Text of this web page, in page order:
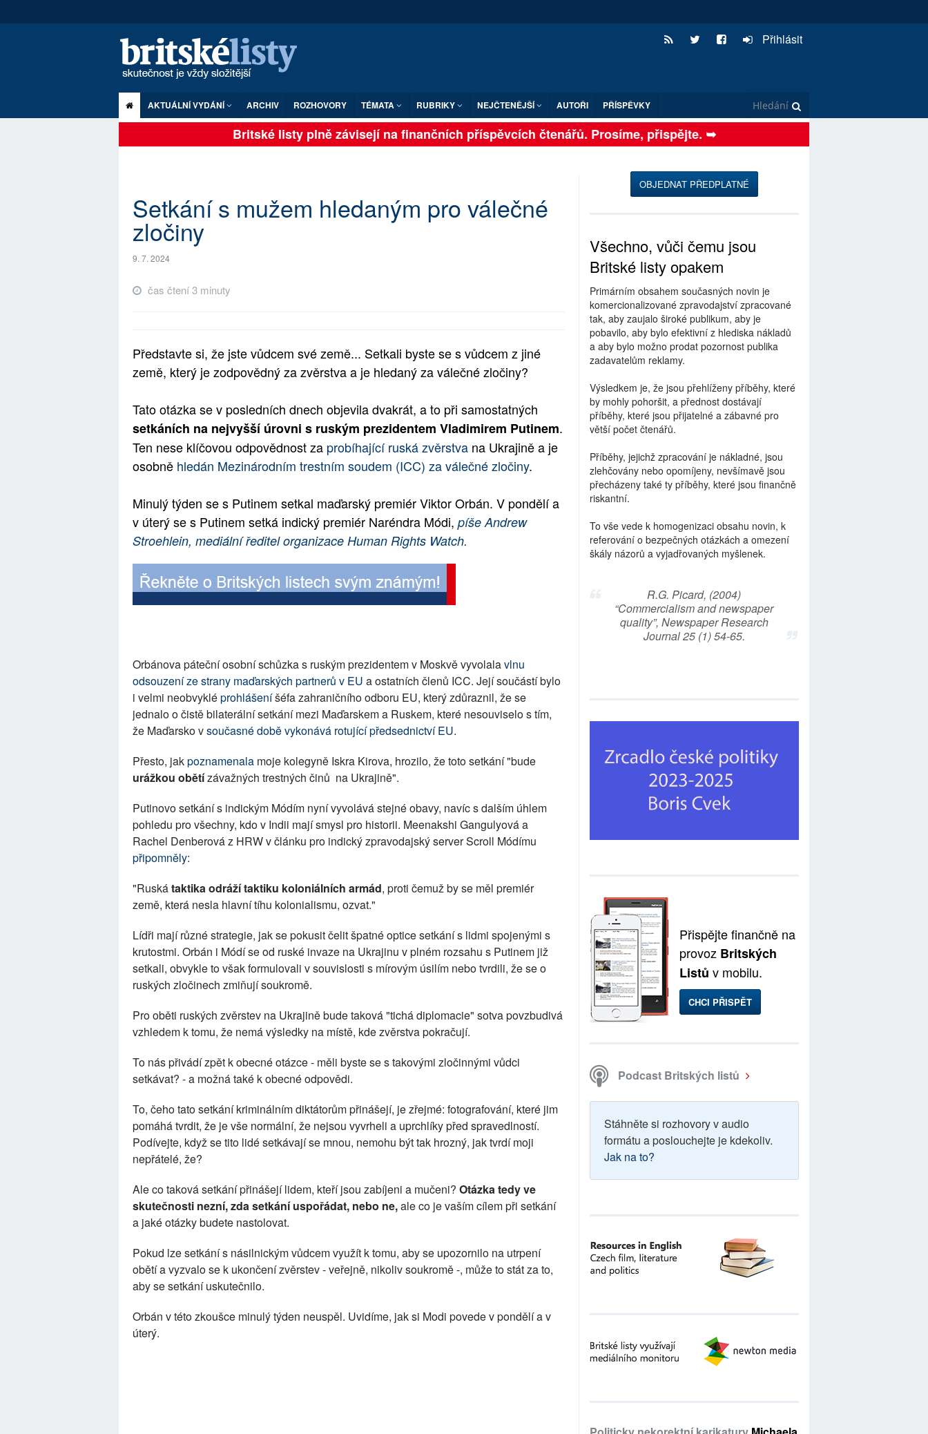
Přihlásit
AKTUÁLNÍ VYDÁNÍ ARCHIV ROZHOVORY TÉMATA RUBRIKY NEJČTENĚJŠÍ AUTOŘI PŘÍSPĚVKY
Britské listy plně závisejí na finančních příspěvcích čtenářů. Prosíme, přispějte. ➥
Setkání s mužem hledaným pro válečné
zločiny
9. 7. 2024
čas čtení 3 minuty
Představte si, že jste vůdcem své země... Setkali byste se s vůdcem z jiné
země, který je zodpovědný za zvěrstva a je hledaný za válečné zločiny?
Tato otázka se v posledních dnech objevila dvakrát, a to při samostatných
setkáních na nejvyšší úrovni s ruským prezidentem Vladimirem Putinem.
Ten nese klíčovou odpovědnost za probíhající ruská zvěrstva na Ukrajině a je
osobně hledán Mezinárodním trestním soudem (ICC) za válečné zločiny.
Minulý týden se s Putinem setkal maďarský premiér Viktor Orbán. V pondělí a
v úterý se s Putinem setká indický premiér Naréndra Módi, píše Andrew
Stroehlein, mediální ředitel organizace Human Rights Watch.
Orbánova páteční osobní schůzka s ruským prezidentem v Moskvě vyvolalavlnu
odsouzení ze strany maďarských partnerů v EU a ostatních členů ICC. Její součástí bylo
i velmi neobvykléprohlášeníšéfa zahraničního odboru EU, který zdůraznil, že se
jednalo o čistě bilaterální setkání mezi Maďarskem a Ruskem, které nesouviselo s tím,
že Maďarsko vsoučasné době vykonává rotující předsednictví EU.
Přesto, jakpoznamenala moje kolegyně Iskra Kirova, hrozilo, že toto setkání "bude
urážkou obětízávažných trestných činů na Ukrajině".
Putinovo setkání s indickým Módím nyní vyvolává stejné obavy, navíc s dalším úhlem
pohledu pro všechny, kdo v Indii mají smysl pro historii. Meenakshi Gangulyová a
Rachel Denberová z HRW v článku pro indický zpravodajský server Scroll Módímu
připomněly:
"Ruskátaktika odráží taktiku koloniálních armád, proti čemuž by se měl premiér
země, která nesla hlavní tíhu kolonialismu, ozvat."
Lídři mají různé strategie, jak se pokusit čelit špatné optice setkání s lidmi spojenými s
krutostmi. Orbán i Módí se od ruské invaze na Ukrajinu v plném rozsahu s Putinem již
setkali, obvykle to však formulovali v souvislosti s mírovým úsilím nebo tvrdili, že se o
ruských zločinech zmiňují soukromě.
Pro oběti ruských zvěrstev na Ukrajině bude taková "tichá diplomacie" sotva povzbudivá
vzhledem k tomu, že nemá výsledky na místě, kde zvěrstva pokračují.
To nás přivádí zpět k obecné otázce - měli byste se s takovými zločinnými vůdci
setkávat? - a možná také k obecné odpovědi.
To, čeho tato setkání kriminálním diktátorům přinášejí, je zřejmé: fotografování, které jim
pomáhá tvrdit, že je vše normální, že nejsou vyvrheli a uprchlíky před spravedlností.
Podívejte, když se tito lidé setkávají se mnou, nemohu být tak hrozný, jak tvrdí moji
nepřátelé, že?
Ale co taková setkání přinášejí lidem, kteří jsou zabíjeni a mučeni? Otázka tedy ve
skutečnosti nezní, zda setkání uspořádat, nebo ne,ale co je vaším cílem při setkání
a jaké otázky budete nastolovat.
Pokud lze setkání s násilnickým vůdcem využít k tomu, aby se upozornilo na utrpení
obětí a vyzvalo se k ukončení zvěrstev - veřejně, nikoliv soukromě -, může to stát za to,
aby se setkání uskutečnilo.
Orbán v této zkoušce minulý týden neuspěl. Uvidíme, jak si Modi povede v pondělí a v
úterý.
OBJEDNAT PŘEDPLATNÉ
Všechno, vůči čemu jsou
Britské listy opakem
Primárním obsahem současných novin je
komercionalizované zpravodajství zpracované
tak, aby zaujalo široké publikum, aby je
pobavilo, aby bylo efektivní z hlediska nákladů
a aby bylo možno prodat pozornost publika
zadavatelům reklamy.
Výsledkem je, že jsou přehlíženy příběhy, které
by mohly pohoršit, a přednost dostávají
příběhy, které jsou přijatelné a zábavné pro
větší počet čtenářů.
Příběhy, jejichž zpracování je nákladné, jsou
zlehčovány nebo opomíjeny, nevšímavě jsou
přecházeny také ty příběhy, které jsou finančně
riskantní.
To vše vede k homogenizaci obsahu novin, k
referování o bezpečných otázkách a omezení
škály názorů a vyjadřovaných myšlenek.
R.G. Picard, (2004)
“Commercialism and newspaper
quality”, Newspaper Research
Journal 25 (1) 54-65.
Přispějte finančně na
provoz Britských
Listů v mobilu.
CHCI PŘISPĚT
Podcast Britských listů
Stáhněte si rozhovory v audio
formátu a poslouchejte je kdekoliv.
Jak na to?